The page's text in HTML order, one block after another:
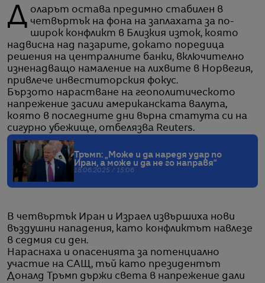
Доларът остава предимно стабилен в четвъртък на фона на заплахата за по-
широк конфликт в Близкия изток, която
надвисна над пазарите, докато поредица
решения на централните банки, включително
изненадващо намаление на лихвите в Норвегия,
привлече инвеститорския фокус.
Бързото нарастване на геополитическото
напрежение засили американската валута,
която в последните дни върна статута си на
сигурно убежище, отбелязва Reuters.
Тръмп: „Може и да наредя удар по
Иран, а може и да не го направя“
18.06.2025 / 15:06
В четвъртък Иран и Израел извършиха нови
въздушни нападения, като конфликтът навлезе
в седмия си ден.
Нараснаха и опасенията за потенциално
участие на САЩ, тъй като президентът
Доналд Тръмп държи света в напрежение дали